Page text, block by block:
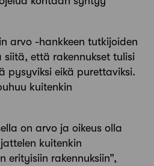
arvo -hankkeen tutkijoiden
siitä, että rakennukset tulisi
pysyviksi eikä purettaviksi.
kuitenkin
on arvo ja oikeus olla
kuitenkin
erityisiin rakennuksiin”,